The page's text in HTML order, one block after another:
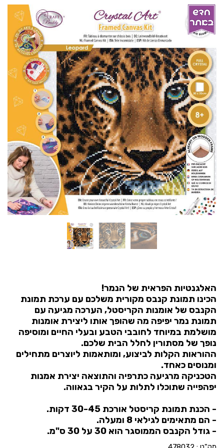
האלגנטיות הפראית של הנמר!
הכינו תמונת קנבס מקורית משלכם עם ערכת תמונת
הקנבס של אומנות הקריסטל, הערכה מגיעה עם
תמונת נמר יפיפה מה שהופך אותו ליצירת אומנות
מושלמת במיוחד לחובבי הטבע ובעלי החיים ומוסיפה
נופך של מסתורין לחלל הבית שלכם.
ההוראות הקלות לביצוע, ומותאמות ליוצרים מתחילים
ומנוסים כאחד.
הטכניקה מרגיעה כתרפיה והתוצאה יצירת אמנות
יפהפייה שתוכלו לתלות על הקיר בגאווה.
- הכנת תמונת קריסטל אורכת 30-45 דקות.
- הם מתאימים לגילאי 8 ומעלה.
- גודל הקנבס הממוסגר הוא 30 על 30 ס"מ.